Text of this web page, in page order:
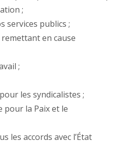
;
services publics ;
en cause
;
les syndicalistes ;
pour la Paix et le
les accords avec l’État